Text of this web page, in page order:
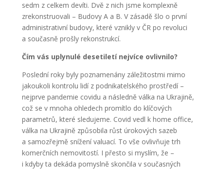
sedm z celkem devíti. Dvě z nich jsme komplexně
zrekonstruovali – Budovy A a B. V zásadě šlo o první
administrativní budovy, které vznikly v ČR po revoluci
a současně prošly rekonstrukcí.
Čím vás uplynulé desetiletí nejvíce ovlivnilo?
Poslední roky byly poznamenány záležitostmi mimo
jakoukoli kontrolu lidí z podnikatelského prostředí –
nejprve pandemie covidu a následně válka na Ukrajině,
což se v mnoha ohledech promítlo do klíčových
parametrů, které sledujeme. Covid vedl k home office,
válka na Ukrajině způsobila růst úrokových sazeb
a samozřejmě snížení valuací. To vše ovlivňuje trh
komerčních nemovitostí. I přesto si myslím, že –
i kdyby ta dekáda pomyslně skončila v současných